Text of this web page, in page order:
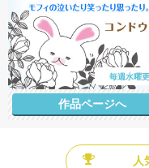
毎週水曜
作品ページへ
人